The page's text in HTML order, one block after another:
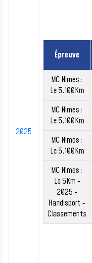
2025
Épreuve
MC Nimes :
Le 5.100Km
MC Nimes :
Le 5.100Km
MC Nimes :
Le 5.100Km
MC Nimes :
Le 5Km -
2025 -
Handisport -
Classements